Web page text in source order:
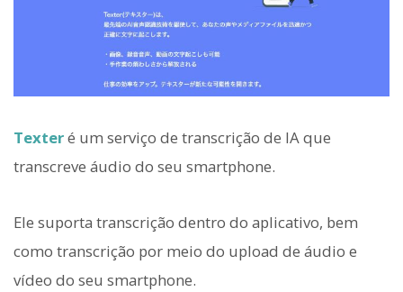
Texteré um serviço de transcrição de IA que
transcreve áudio do seu smartphone.
Ele suporta transcrição dentro do aplicativo, bem
como transcrição por meio do upload de áudio e
vídeo do seu smartphone.